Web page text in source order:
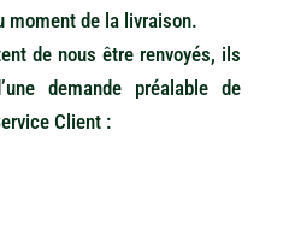
moment de la livraison.
de nous être renvoyés, ils
demande préalable de
Client :